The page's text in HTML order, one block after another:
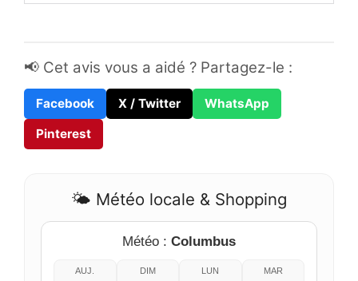
📢 Cet avis vous a aidé ? Partagez-le :
Facebook X / Twitter
WhatsApp
Pinterest
🌤️ Météo locale & Shopping
Météo : Columbus
AUJ. DIM LUN MAR